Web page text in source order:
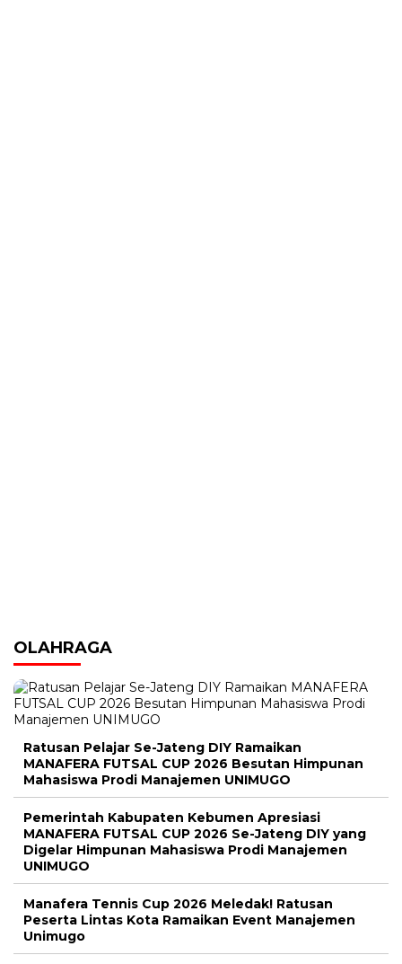
OLAHRAGA
Ratusan Pelajar Se-Jateng DIY Ramaikan
MANAFERA FUTSAL CUP 2026 Besutan Himpunan
Mahasiswa Prodi Manajemen UNIMUGO
Pemerintah Kabupaten Kebumen Apresiasi
MANAFERA FUTSAL CUP 2026 Se-Jateng DIY yang
Digelar Himpunan Mahasiswa Prodi Manajemen
UNIMUGO
Manafera Tennis Cup 2026 Meledak! Ratusan
Peserta Lintas Kota Ramaikan Event Manajemen
Unimugo